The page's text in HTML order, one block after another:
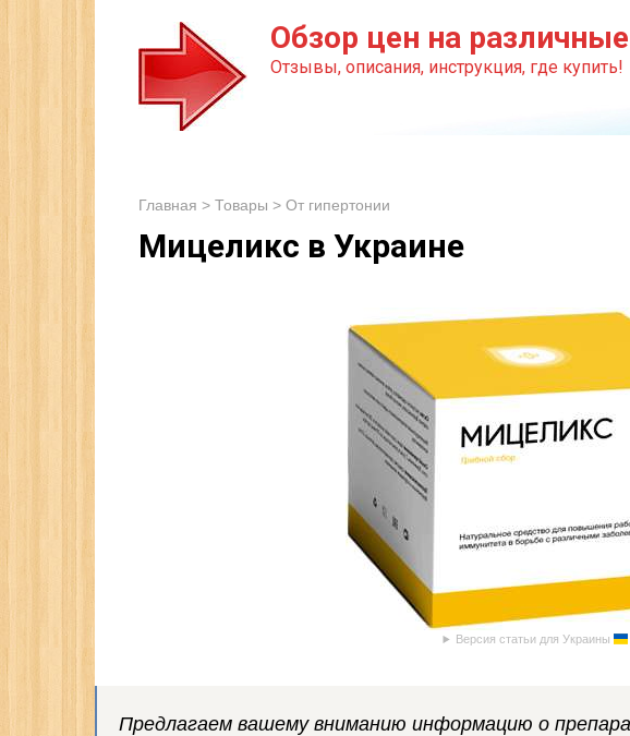
Обзор цен на
Отзывы, описания, инструкция, где купить!
Главная > Товары > От гипертонии
Мицеликс в Украине
Версия статьи для Украины
Предлагаем вашему вниманию информацию о